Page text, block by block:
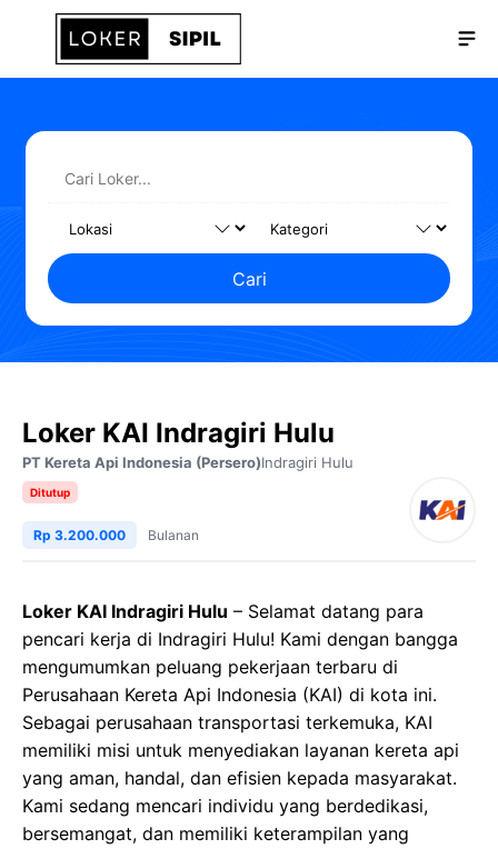
Langsung
Cari
Loker KAI Indragiri Hulu
PT Kereta Api Indonesia (Persero)Indragiri Hulu
Ditutup
Rp 3.200.000 Bulanan
Loker KAI Indragiri Hulu – Selamat datang para
pencari kerja di Indragiri Hulu! Kami dengan bangga
mengumumkan peluang pekerjaan terbaru di
Perusahaan Kereta Api Indonesia (KAI) di kota ini.
Sebagai perusahaan transportasi terkemuka, KAI
memiliki misi untuk menyediakan layanan kereta api
yang aman, handal, dan efisien kepada masyarakat.
Kami sedang mencari individu yang berdedikasi,
bersemangat, dan memiliki keterampilan yang